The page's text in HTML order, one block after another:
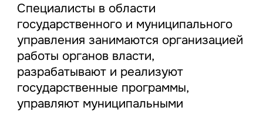
Специалисты в области
государственного и муниципального
управления занимаются организацией
работы органов власти,
разрабатывают и реализуют
государственные программы,
управляют муниципальными